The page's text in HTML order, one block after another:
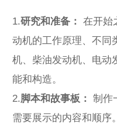
1.研究和准备：
在开始
动机的工作原理、不同
机、柴油发动机、电动
能和构造。
2.脚本和故事板：
制作
需要展示的内容和顺序